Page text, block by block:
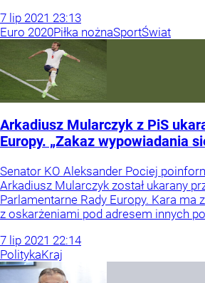
7 lip 2021 23:13
Euro 2020Piłka nożnaSportŚwiat
Arkadiusz Mularczyk z PiS
Europy. „Zakaz wypowiadania
Senator KO Aleksander Pociej
Arkadiusz Mularczyk został ukarany
Parlamentarne Rady Europy. Kara ma
z oskarżeniami pod adresem innych
7 lip 2021 22:14
PolitykaKraj